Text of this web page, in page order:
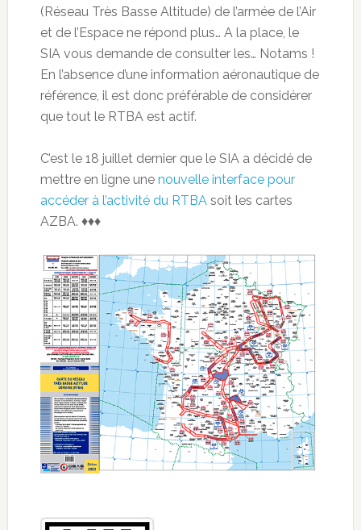
(Réseau Très Basse Altitude) de l’armée de l’Air
et de l’Espace ne répond plus… A la place, le
SIA vous demande de consulter les… Notams !
En l’absence d’une information aéronautique de
référence, il est donc préférable de considérer
que tout le RTBA est actif.
C’est le 18 juillet dernier que le SIA a décidé de
mettre en ligne une nouvelle interface pour
accéder à l’activité du RTBAsoit les cartes
AZBA. ♦♦♦